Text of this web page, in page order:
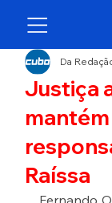
Justiça
Raíssa
Da
Fernando